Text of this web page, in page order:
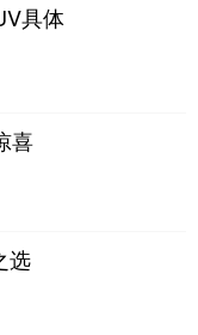
具体
喜
选